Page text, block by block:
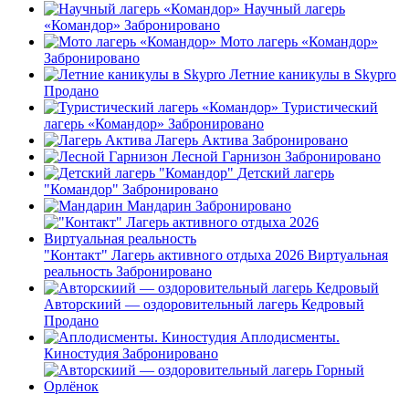
Научный лагерь
«Командор» Забронировано
Мото лагерь «Командор»
Забронировано
Летние каникулы в Skypro
Продано
Туристический
лагерь «Командор» Забронировано
Лагерь Актива Забронировано
Лесной Гарнизон Забронировано
Детский лагерь
"Командор" Забронировано
Мандарин Забронировано
"Контакт" Лагерь активного отдыха 2026 Виртуальная
реальность Забронировано
Авторскиий — оздоровительный лагерь Кедровый
Продано
Аплодисменты.
Киностудия Забронировано